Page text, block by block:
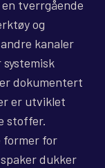
tverrgående
og
kanaler
dokumentert
er utviklet
stoffer.
former for
dukker